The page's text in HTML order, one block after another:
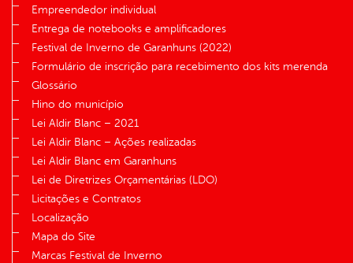
Empreendedor individual
Entrega de notebooks e amplificadores
Festival de Inverno de Garanhuns (2022)
Formulário de inscrição para recebimento dos kits merenda
Glossário
Hino do município
Lei Aldir Blanc – 2021
Lei Aldir Blanc – Ações realizadas
Lei Aldir Blanc em Garanhuns
Lei de Diretrizes Orçamentárias (LDO)
Licitações e Contratos
Localização
Mapa do Site
Marcas Festival de Inverno